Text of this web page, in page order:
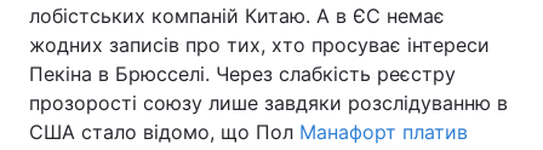
лобістських компаній Китаю. А в ЄС немає
жодних записів про тих, хто просуває інтереси
Пекіна в Брюсселі. Через слабкість реєстру
прозорості союзу лише завдяки розслідуванню в
США стало відомо, що Пол Манафорт платив